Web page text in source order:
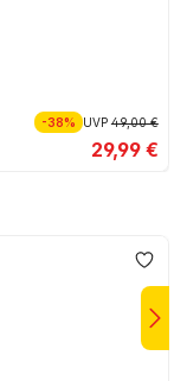
-38% UVP49,00 €
29,99 €